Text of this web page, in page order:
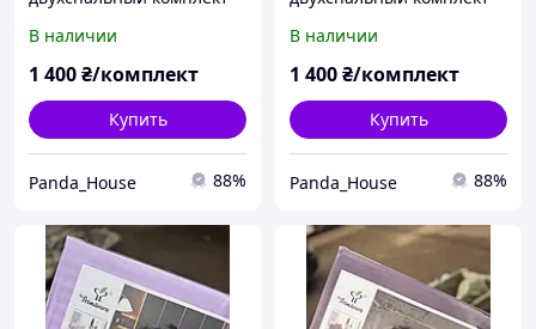
180х220 Primawara с
простыней на резинке
160*200+20см для дома
В наличии
1 400₴/комплект
Купить
Panda_House 88%
180х220 Primawara с
простыней на резинке
160*200+20см с
В наличии
1 400₴/комплект
Купить
Panda_House 88%